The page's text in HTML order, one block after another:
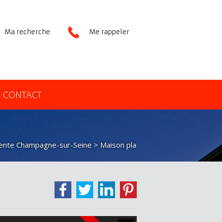
Me rappeler
Ma recherche
CONTACT
Champagne-sur-Seine > Maison plain-pied VM27262